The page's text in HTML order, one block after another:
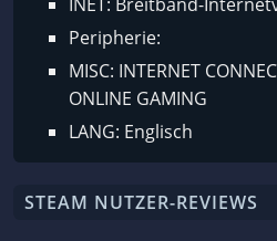
Peripherie:
MISC: INTERNET
ONLINE GAMING
LANG: Englisch
STEAM NUTZER-REVIEWS